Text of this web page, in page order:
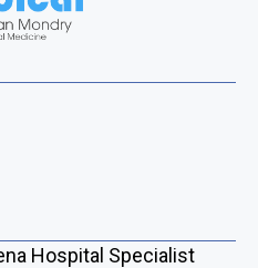
Hospital Specialist